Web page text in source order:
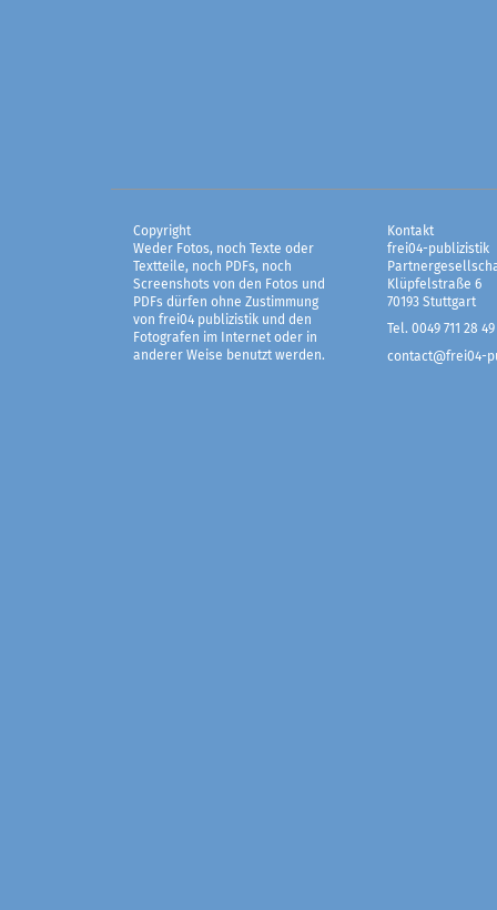
Copyright
Weder Fotos, noch Texte oder
Textteile, noch PDFs, noch
Screenshots von den Fotos und
PDFs dürfen ohne Zustimmung
von frei04 publizistik und den
Fotografen im Internet oder in
anderer Weise benutzt werden.
Kontakt
frei04-publizistik
Klüpfelstraße 6
70193 Stuttgart
Tel. 0049 711 28 49
contact@frei04-